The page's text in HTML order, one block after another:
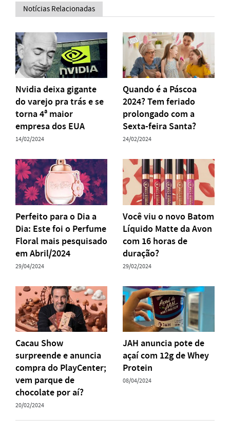
Notícias Relacionadas
Nvidia deixa gigante
do varejo pra trás e se
torna 4ª maior
empresa dos EUA
14/02/2024
Quando é a Páscoa
2024? Tem feriado
prolongado com a
Sexta-feira Santa?
24/02/2024
Perfeito para o Dia a
Dia: Este foi o Perfume
Floral mais pesquisado
em Abril/2024
29/04/2024
Você viu o novo Batom
Líquido Matte da Avon
com 16 horas de
duração?
29/02/2024
Cacau Show
surpreende e anuncia
compra do PlayCenter;
vem parque de
chocolate por aí?
20/02/2024
JAH anuncia pote de
açaí com 12g de Whey
Protein
08/04/2024